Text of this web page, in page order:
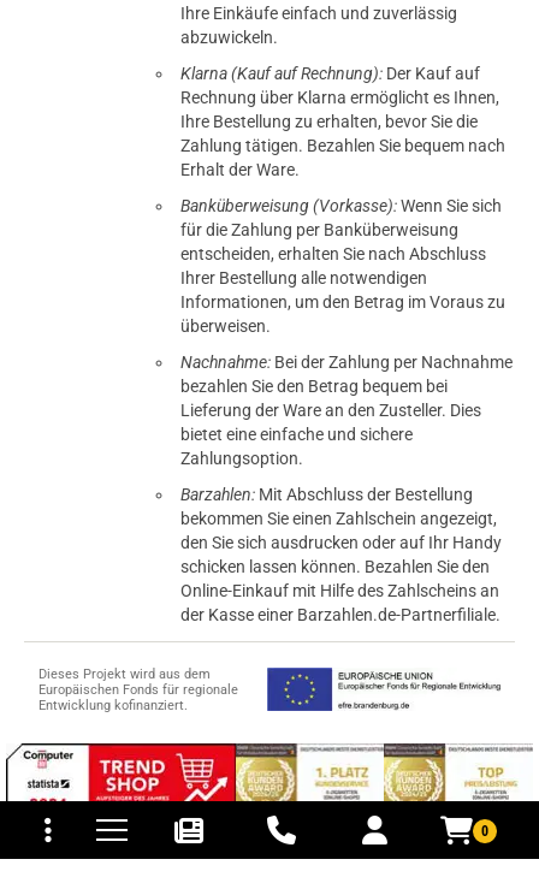
0
und Versandkosten
Ihre Einkäufe einfach und zuverlässig
abzuwickeln.
Klarna (Kauf auf Rechnung): Der Kauf auf
Rechnung über Klarna ermöglicht es Ihnen,
Ihre Bestellung zu erhalten, bevor Sie die
Zahlung tätigen. Bezahlen Sie bequem nach
Erhalt der Ware.
Banküberweisung (Vorkasse):Wenn Sie sich
für die Zahlung per Banküberweisung
entscheiden, erhalten Sie nach Abschluss
Ihrer Bestellung alle notwendigen
Informationen, um den Betrag im Voraus zu
überweisen.
Nachnahme: Bei der Zahlung per Nachnahme
bezahlen Sie den Betrag bequem bei
Lieferung der Ware an den Zusteller. Dies
bietet eine einfache und sichere
Zahlungsoption.
Barzahlen: Mit Abschluss der Bestellung
bekommen Sie einen Zahlschein angezeigt,
den Sie sich ausdrucken oder auf Ihr Handy
schicken lassen können. Bezahlen Sie den
Online-Einkauf mit Hilfe des Zahlscheins an
der Kasse einer Barzahlen.de-Partnerfiliale.
Dieses Projekt wird aus dem
Europäischen Fonds für regionale
Entwicklung kofinanziert.
© 2015-2026 PB-ViGoods GmbH